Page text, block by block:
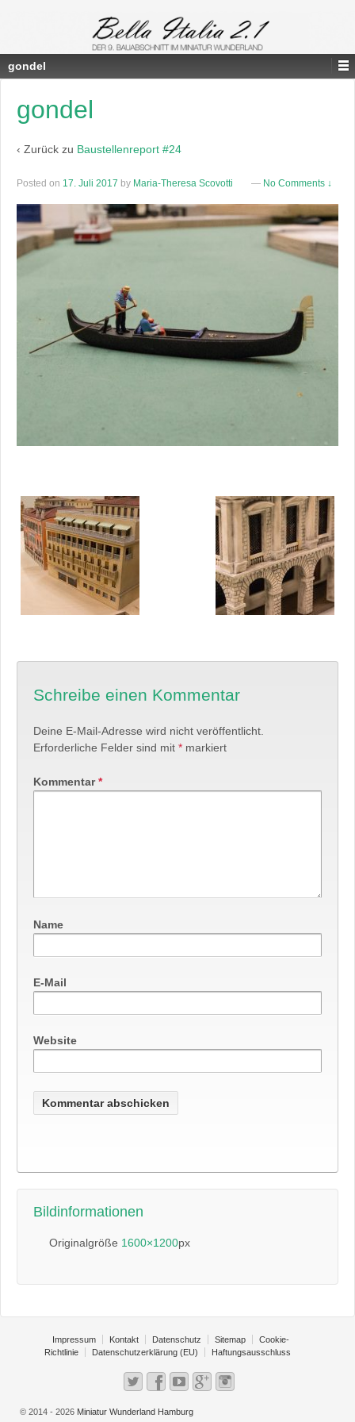
gondel
gondel
‹ Zurück zu Baustellenreport #24
Posted on 17. Juli 2017 by Maria-Theresa Scovotti — No Comments ↓
Schreibe einen Kommentar
Deine E-Mail-Adresse wird nicht veröffentlicht.
Erforderliche Felder sind mit * markiert
Kommentar*
Name
E-Mail
Website
Bildinformationen
Originalgröße 1600×1200px
Impressum Kontakt Datenschutz Sitemap
Cookie-
Richtlinie
Datenschutzerklärung (EU) Haftungsausschluss
© 2014 - 2026 Miniatur Wunderland Hamburg